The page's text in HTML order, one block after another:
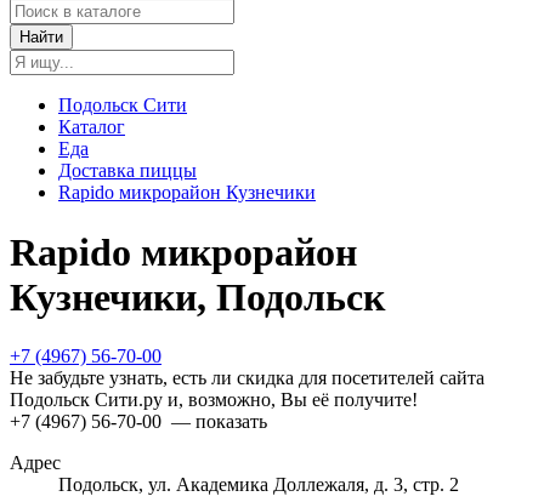
Найти
Подольск Сити
Каталог
Еда
Доставка пиццы
Rapido микрорайон Кузнечики
Rapido микрорайон
Кузнечики, Подольск
+7 (4967) 56-70-00
Не забудьте узнать, есть ли скидка для посетителей сайта
Подольск Сити.ру и, возможно, Вы её получите!
+7 (4967) 56-70-00 — показать
Адрес
Подольск, ул. Академика Доллежаля, д. 3, стр. 2